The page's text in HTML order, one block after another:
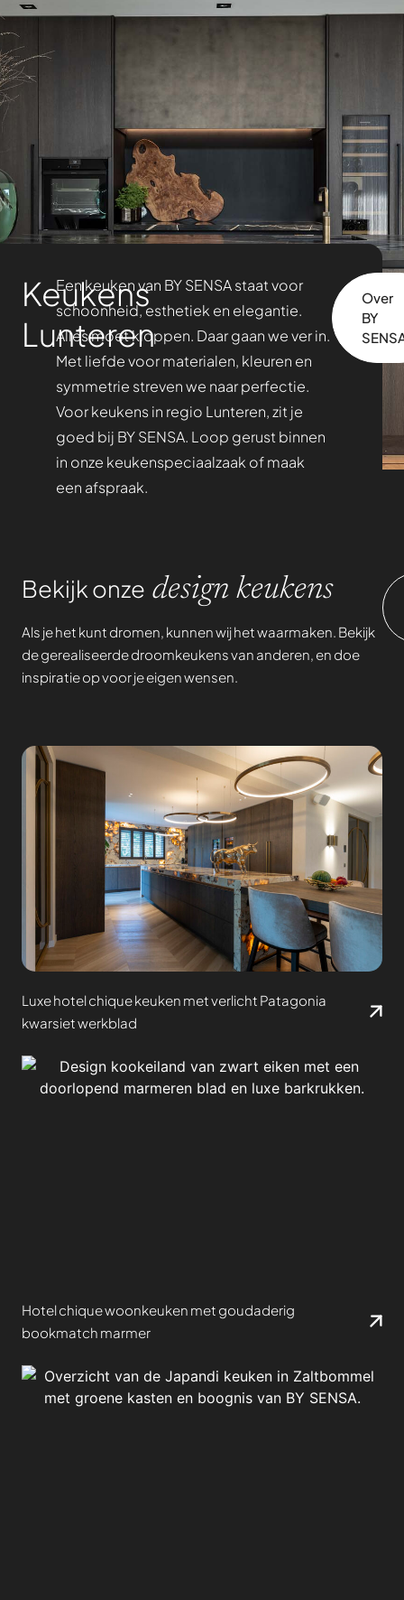
Keukens
Lunteren
Een keuken van BY SENSA staat voor
schoonheid, esthetiek en elegantie.
Alles moet kloppen. Daar gaan we ver in.
Met liefde voor materialen, kleuren en
symmetrie streven we naar perfectie.
Voor keukens in regio Lunteren, zit je
goed bij BY SENSA. Loop gerust binnen
in onze keukenspeciaalzaak of maak
een afspraak.
Over
BY
Bekijk onze design keukens
Als je het kunt dromen, kunnen wij het waarmaken. Bekijk
de gerealiseerde droomkeukens van anderen, en doe
inspiratie op voor je eigen wensen.
Luxe hotel chique keuken met verlicht Patagonia
kwarsiet werkblad
Hotel chique woonkeuken met goudaderig
bookmatch marmer